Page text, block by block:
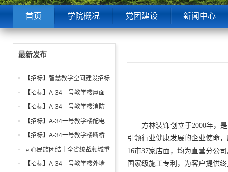
首页 学院概况 党团建设 新闻中心
方林装饰创立于2000年，
引领行业健康发展的企业使命
16市37家店面，均为直营分公
国家级施工专利，为客户提供
最新发布
【招标】智慧教学空间建设招标
公告
【招标】A-34一号教学楼屋面
找坡层及保温层工程招标公告
【招标】A-34一号教学楼消防
给水、电气、通风系统与防火门
调试工程招标公告
【招标】A-34一号教学楼配电
箱、柜采购招标文件
【招标】A-34一号教学楼断桥
铝合金窗深化设计、制作安装招
标公告
同心民族团结｜全省统战领域重
点工作推进会召开
【招标】A-34一号教学楼外墙